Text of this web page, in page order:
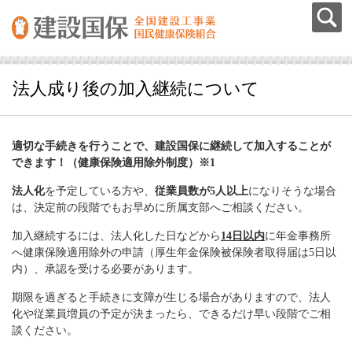
法人成り後の加入継続について
適切な手続きを行うことで、建設国保に継続して加入することが
できます！（健康保険適用除外制度）※1
法人化を予定している方や、 従業員数が5人以上になりそうな場合
は、決定前の段階でもお早めに所属支部へご相談ください。
加入継続するには、法人化した日などから14日以内に年金事務所
へ健康保険適用除外の申請（厚生年金保険被保険者取得届は5日以
内）、承認を受ける必要があります。
期限を過ぎると手続きに支障が生じる場合がありますので、法人
化や従業員増員の予定が決まったら、できるだけ早い段階でご相
談ください。